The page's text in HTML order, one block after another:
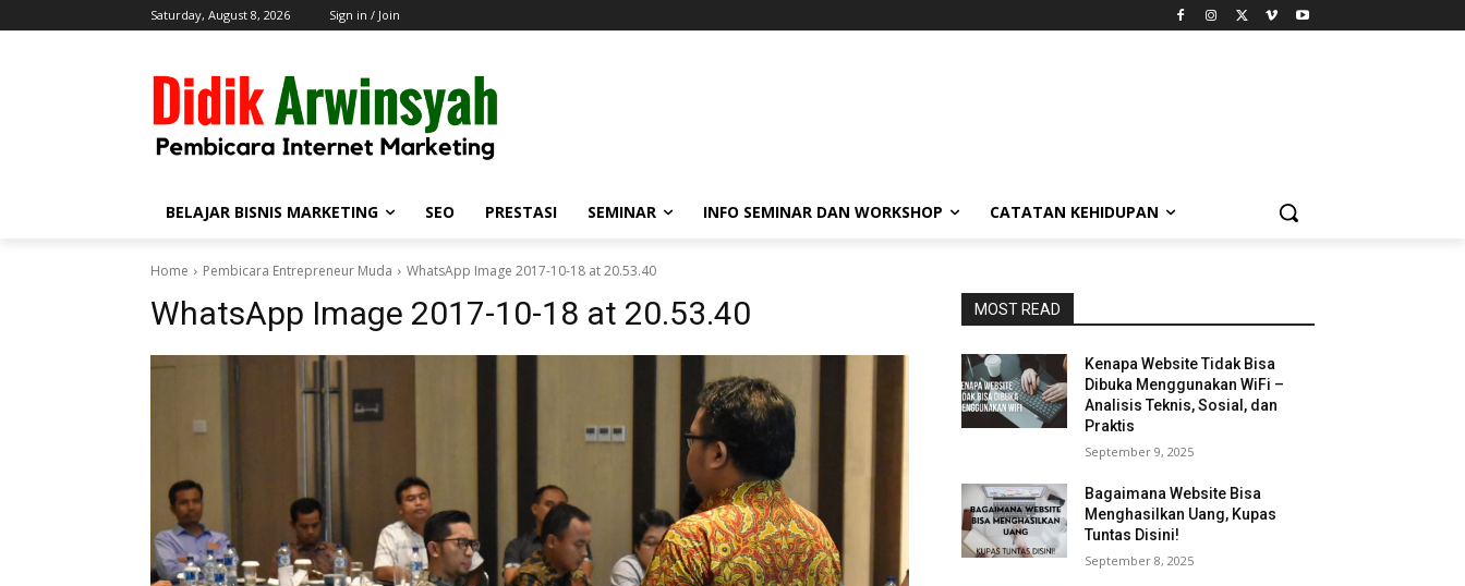
Saturday, August 8, 2026 Sign in / Join
BELAJAR BISNIS MARKETING SEO PRESTASI SEMINAR INFO SEMINAR DAN WORKSHOP CATATAN KEHIDUPAN
Home Pembicara Entrepreneur Muda WhatsApp Image 2017-10-18 at 20.53.40
WhatsApp Image 2017-10-18 at 20.53.40 MOST READ
Kenapa Website Tidak Bisa
Dibuka Menggunakan WiFi –
Analisis Teknis, Sosial, dan
Praktis
September 9, 2025
Bagaimana Website Bisa
Menghasilkan Uang, Kupas
Tuntas Disini!
September 8, 2025